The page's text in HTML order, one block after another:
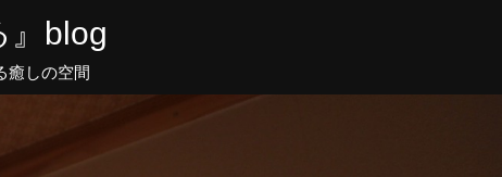
』blog
癒しの空間